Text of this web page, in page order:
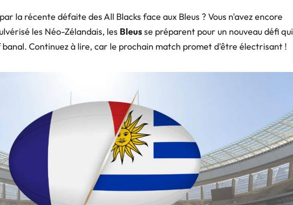
la récente défaite des All Blacks face aux Bleus ? Vous n'avez encore
les Néo-Zélandais, les Bleusse préparent pour un nouveau défi qui
Continuez à lire, car le prochain match promet d'être électrisant !